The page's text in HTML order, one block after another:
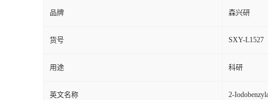
品牌 森兴研
货号 SXY-L1527
用途 科研
英文名称 2-